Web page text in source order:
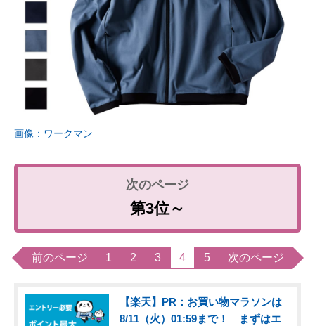
画像：ワークマン
第3位～
前のページ 1 2 3 4 5 次のページ
【楽天】PR：お買い物マラソンは
8/11（火）01:59まで！ まずはエ